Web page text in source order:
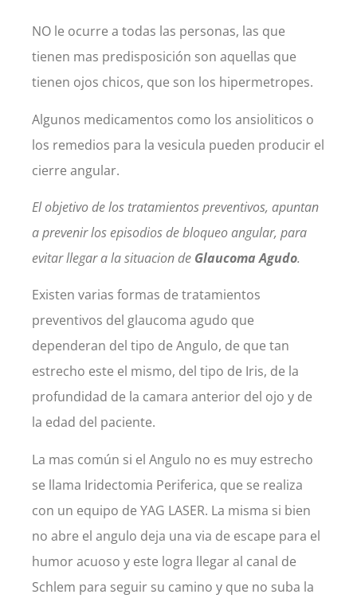
NO le ocurre a todas las personas, las que
tienen mas predisposición son aquellas que
tienen ojos chicos, que son los hipermetropes.
Algunos medicamentos como los ansioliticos o
los remedios para la vesicula pueden producir el
cierre angular.
El objetivo de los tratamientos preventivos, apuntan
a prevenir los episodios de bloqueo angular, para
evitar llegar a la situacion de Glaucoma Agudo.
Existen varias formas de tratamientos
preventivos del glaucoma agudo que
dependeran del tipo de Angulo, de que tan
estrecho este el mismo, del tipo de Iris, de la
profundidad de la camara anterior del ojo y de
la edad del paciente.
La mas común si el Angulo no es muy estrecho
se llama Iridectomia Periferica, que se realiza
con un equipo de YAG LASER. La misma si bien
no abre el angulo deja una via de escape para el
humor acuoso y este logra llegar al canal de
Schlem para seguir su camino y que no suba la